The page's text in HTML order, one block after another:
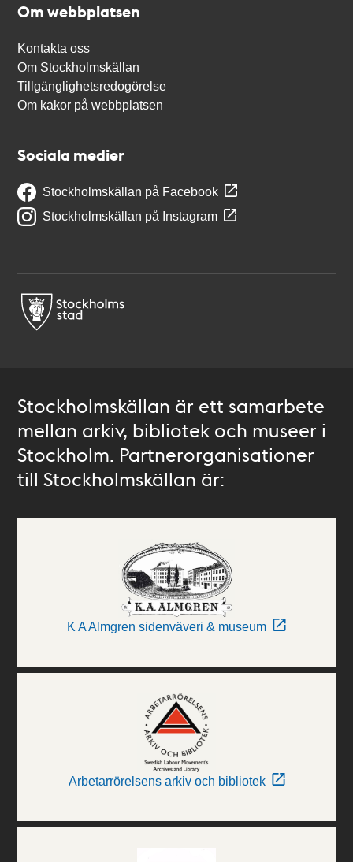
Om webbplatsen
Kontakta oss
Om Stockholmskällan
Tillgänglighetsredogörelse
Om kakor på webbplatsen
Sociala medier
Stockholmskällan på Facebook
Stockholmskällan på Instagram
Stockholmskällan är ett samarbete
mellan arkiv, bibliotek och museer i
Stockholm. Partnerorganisationer
till Stockholmskällan är:
K A Almgren sidenväveri & museum
Arbetarrörelsens arkiv och bibliotek